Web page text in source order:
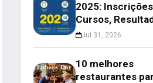
2025:
Cursos,
Jul 31, 2026
10 melhores
restaurantes